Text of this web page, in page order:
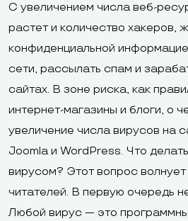
С увеличением числа веб-
растет и количество хакеров,
конфиденциальной
сети, рассылать спам и
сайтах. В зоне риска, как
интернет-магазины и блоги, о
увеличение числа вирусов на
Joomla и WordPress. Что
вирусом? Этот вопрос
читателей. В первую очередь
Любой вирус — это